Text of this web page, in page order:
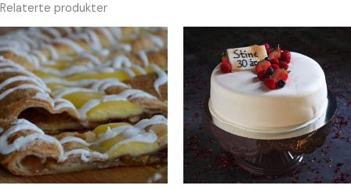
Relaterte produkter